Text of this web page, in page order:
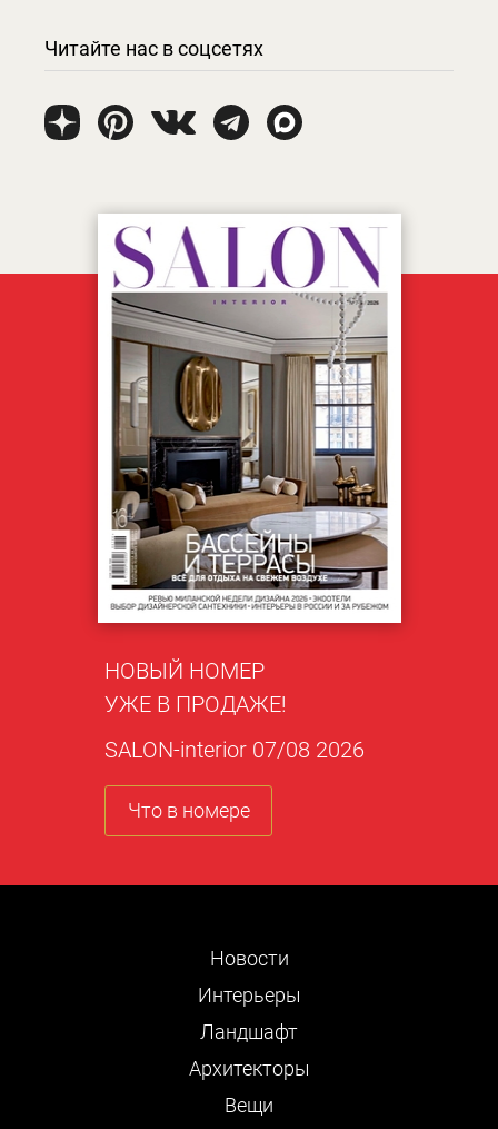
Читайте нас в соцсетях
НОВЫЙ НОМЕР
УЖЕ В ПРОДАЖЕ!
SALON-interior 07/08 2026
Что в номере
Новости
Интерьеры
Ландшафт
Архитекторы
Вещи